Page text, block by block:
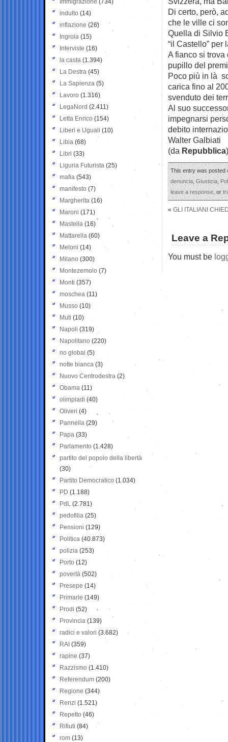
Di certo, però,
che le ville ci
Quella di Silvio
“il Castello” per
A fianco si trova
pupillo del
Poco più in là
carica fino al
svenduto dei
Al suo
impegnarsi
debito
Walter Galbiati
(da Repubblica)
This entry was posted
denuncia,Giustizia,
leave a response, or
« GLI ITALIANI
Leave a
You must be
Immigrazione (734)
indulto (14)
inflazione (26)
Ingroia (15)
Interviste (16)
la casta (1.394)
La Destra (45)
La Sapienza (5)
Lavoro (1.316)
LegaNord (2.411)
Letta Enrico (154)
Liberi e Uguali (10)
Libia (68)
Libri (33)
Liguria Futurista (25)
mafia (543)
manifesto (7)
Margherita (16)
Maroni (171)
Mastella (16)
Mattarella (60)
Meloni (14)
Milano (300)
Montezemolo (7)
Monti (357)
moschea (11)
Musso (10)
Muti (10)
Napoli (319)
Napolitano (220)
no global (5)
notte bianca (3)
Nuovo Centrodestra (2)
Obama (11)
olimpiadi (40)
Oliveri (4)
Pannella (29)
Papa (33)
Parlamento (1.428)
partito del popolo della libertà
(30)
Partito Democratico (1.034)
PD (1.188)
PdL (2.781)
pedofilia (25)
Pensioni (129)
Politica (40.873)
polizia (253)
Porto (12)
povertà (502)
Presepe (14)
Primarie (149)
Prodi (52)
Provincia (139)
radici e valori (3.682)
RAI (359)
rapine (37)
Razzismo (1.410)
Referendum (200)
Regione (344)
Renzi (1.521)
Repetto (46)
Rifiuti (84)
rom (13)